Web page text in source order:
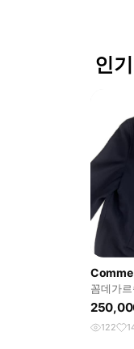
인
꼼데가
122